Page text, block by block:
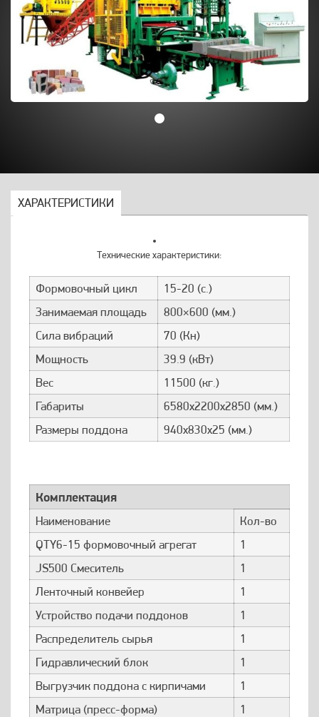
ХАРАКТЕРИСТИКИ
Технические характеристики:
Формовочный цикл
15-20 (с.)
Занимаемая площадь
800×600 (мм.)
Сила вибраций
70 (Кн)
Мощность
39.9 (кВт)
Вес
11500 (кг.)
Габариты
6580x2200x2850 (мм.)
Размеры поддона
940x830x25 (мм.)
Комплектация
Наименование
Кол-во
QTY6-15 формовочный агрегат
1
JS500 Смеситель
1
Ленточный конвейер
1
Устройство подачи поддонов
1
Распределитель сырья
1
Гидравлический блок
1
Выгрузчик поддона с кирпичами
1
Матрица (пресс-форма)
1